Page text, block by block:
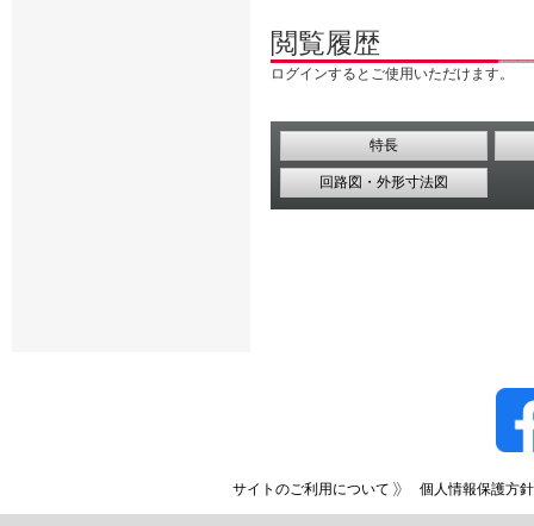
閲覧履歴
ログインするとご使用いただけます。
特長
回路図・外形寸法図
サイトのご利用について 個人情報保護方針